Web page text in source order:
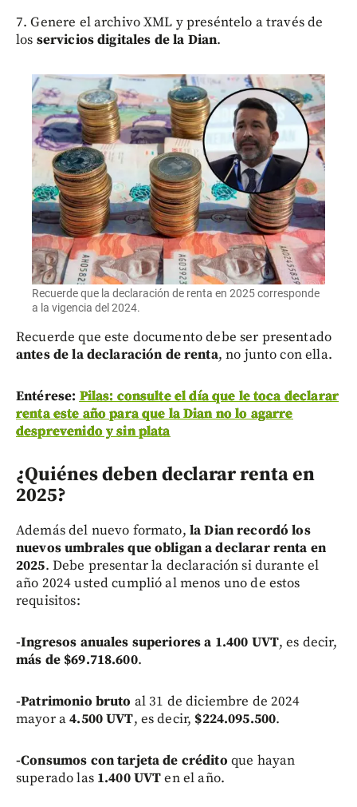
7. Genere el archivo XML y preséntelo a través de
los servicios digitales de la Dian.
Recuerde que la declaración de renta en 2025 corresponde
a la vigencia del 2024.
Recuerde que este documento debe ser presentado
antes de la declaración de renta, no junto con ella.
Entérese: Pilas: consulte el día que le toca declarar
renta este año para que la Dian no lo agarre
desprevenido y sin plata
¿Quiénes deben declarar renta en
2025?
Además del nuevo formato, la Dian recordó los
nuevos umbrales que obligan a declarar renta en
2025. Debe presentar la declaración si durante el
año 2024 usted cumplió al menos uno de estos
requisitos:
-Ingresos anuales superiores a 1.400 UVT, es decir,
más de $69.718.600.
-Patrimonio bruto al 31 de diciembre de 2024
mayor a4.500 UVT, es decir, $224.095.500.
-Consumos con tarjeta de crédito que hayan
superado las 1.400 UVTen el año.